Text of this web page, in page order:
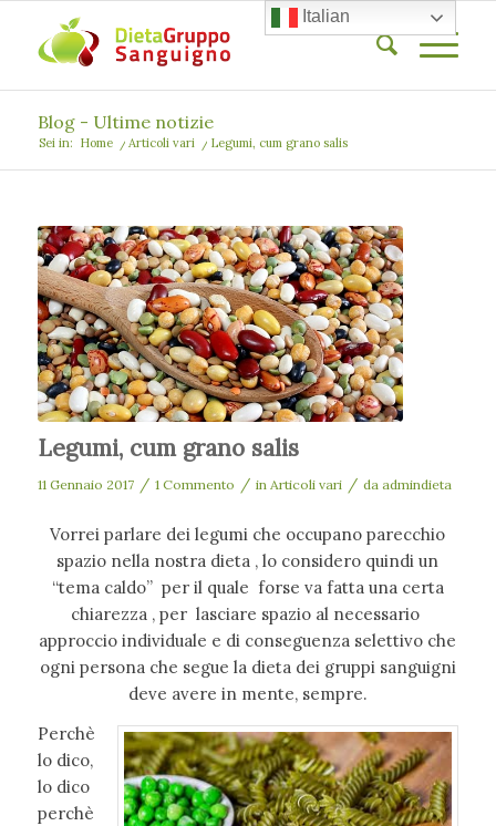
Blog - Ultime notizie
Sei in: Home / Articoli vari / Legumi, cum grano salis
Legumi, cum grano salis
11 Gennaio 2017 / 1 Commento / in Articoli vari / da admindieta
Vorrei parlare dei legumi che occupano parecchio
spazio nella nostra dieta , lo considero quindi un
“tema caldo” per il quale forse va fatta una certa
chiarezza , per lasciare spazio al necessario
approccio individuale e di conseguenza selettivo che
ogni persona che segue la dieta dei gruppi sanguigni
deve avere in mente, sempre.
Perchè
lo dico,
lo dico
perchè
Italian